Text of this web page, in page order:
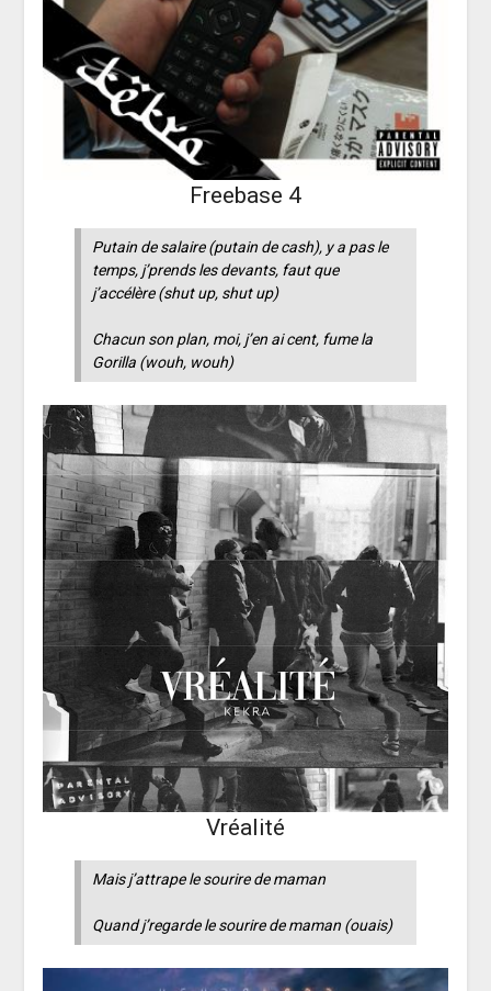
Freebase 4
Putain de salaire(putain de cash), y a pas le
temps, j’prends les devants, faut que
j’accélère(shut up, shut up)
Chacun son plan, moi, j’en ai cent, fume la
Gorilla (wouh, wouh)
Vréalité
Mais j’attrape le sourire de maman
Quand j’regarde le sourire de maman (ouais)